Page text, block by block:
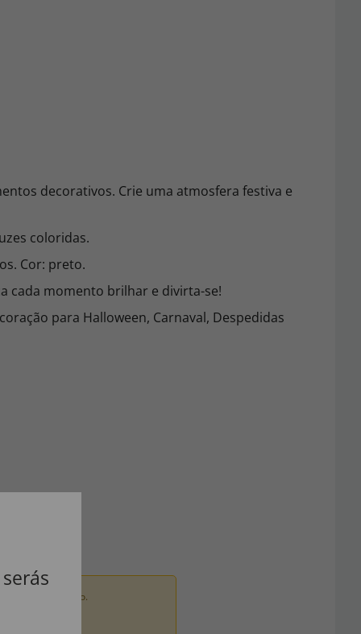
decorativos. Crie uma atmosfera festiva e
coloridas.
Cor: preto.
cada momento brilhar e divirta-se!
para Halloween, Carnaval, Despedidas
por um adulto.